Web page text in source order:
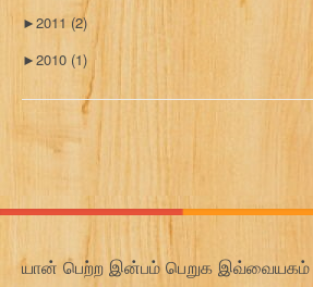
►2011 (2)
►2010 (1)
யான் பெற்ற இன்பம் பெறுக இவ்வையகம்